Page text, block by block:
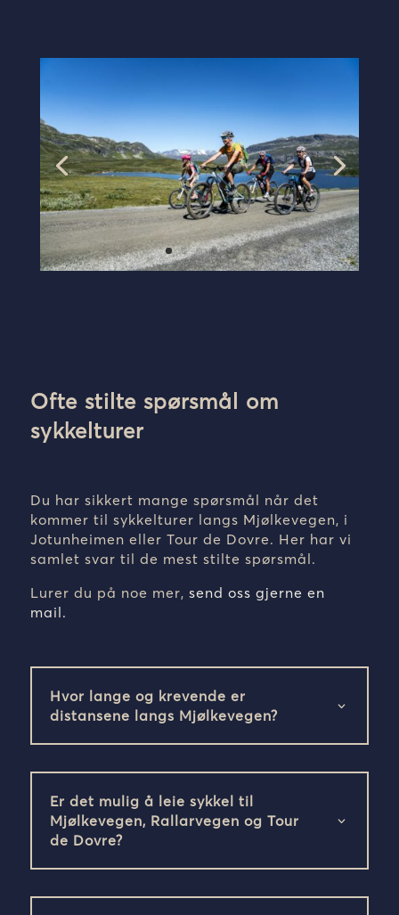
Ofte stilte spørsmål om
sykkelturer
Du har sikkert mange spørsmål når det
kommer til sykkelturer langs Mjølkevegen, i
Jotunheimen eller Tour de Dovre. Her har vi
samlet svar til de mest stilte spørsmål.
Lurer du på noe mer, send oss gjerne en
mail.
Hvor lange og krevende er
distansene langs Mjølkevegen?
Er det mulig å leie sykkel til
Mjølkevegen, Rallarvegen og Tour
de Dovre?